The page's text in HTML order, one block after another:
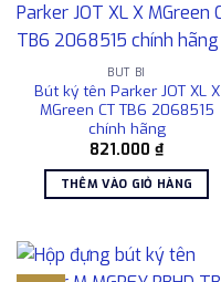
BÚT BI
Bút ký tên Parker JOT XL X
MGreen CT TB6 2068515
chính hãng
821.000 ₫
THÊM VÀO GIỎ HÀNG